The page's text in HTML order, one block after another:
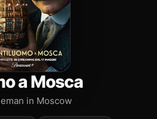
a Mosca
in Moscow